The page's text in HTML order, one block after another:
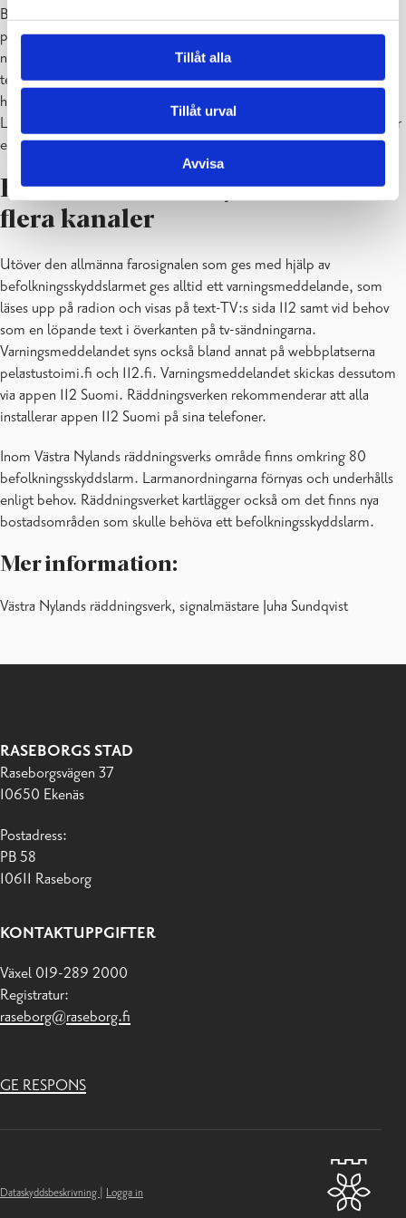
Tillåt alla
Tillåt urval
Avvisa
Befolkningsskyddslarmen är i första hand avsedda för att varna
personer som rör sig utomhus. Signalerna från dem hörs alltså
nödvändigtvis inte inomhus. Dessutom påverkar även
terrängformerna, den bebyggda miljön och vädret hur väl larmen
hörs. Befolkningsskyddslarmen täcker inte alla områden.
Larmanordningarna är i första hand placerade på platser där det bor
eller rör sig mycket folk.
En del av ett larmsystem med
flera kanaler
Utöver den allmänna farosignalen som ges med hjälp av
befolkningsskyddslarmet ges alltid ett varningsmeddelande, som
läses upp på radion och visas på text-TV:s sida 112 samt vid behov
som en löpande text i överkanten på tv-sändningarna.
Varningsmeddelandet syns också bland annat på webbplatserna
pelastustoimi.fi och 112.fi. Varningsmeddelandet skickas dessutom
via appen 112 Suomi. Räddningsverken rekommenderar att alla
installerar appen 112 Suomi på sina telefoner.
Inom Västra Nylands räddningsverks område finns omkring 80
befolkningsskyddslarm. Larmanordningarna förnyas och underhålls
enligt behov. Räddningsverket kartlägger också om det finns nya
bostadsområden som skulle behöva ett befolkningsskyddslarm.
Mer information:
Västra Nylands räddningsverk, signalmästare Juha Sundqvist
RASEBORGS STAD
Raseborgsvägen 37
10650 Ekenäs
Postadress:
PB 58
10611 Raseborg
KONTAKTUPPGIFTER
Växel 019-289 2000
Registratur:
raseborg@raseborg.fi
GE RESPONS
Dataskyddsbeskrivning Logga in